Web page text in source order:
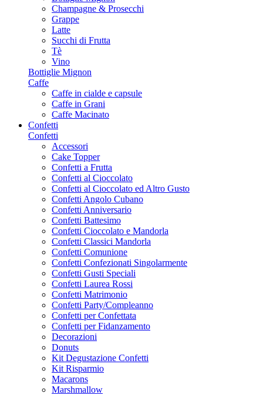
Champagne & Prosecchi
Grappe
Latte
Succhi di Frutta
Tè
Vino
Bottiglie Mignon
Caffe
Caffe in cialde e capsule
Caffe in Grani
Caffe Macinato
Confetti
Confetti
Accessori
Cake Topper
Confetti a Frutta
Confetti al Cioccolato
Confetti al Cioccolato ed Altro Gusto
Confetti Angolo Cubano
Confetti Anniversario
Confetti Battesimo
Confetti Cioccolato e Mandorla
Confetti Classici Mandorla
Confetti Comunione
Confetti Confezionati Singolarmente
Confetti Gusti Speciali
Confetti Laurea Rossi
Confetti Matrimonio
Confetti Party/Compleanno
Confetti per Confettata
Confetti per Fidanzamento
Decorazioni
Donuts
Kit Degustazione Confetti
Kit Risparmio
Macarons
Marshmallow